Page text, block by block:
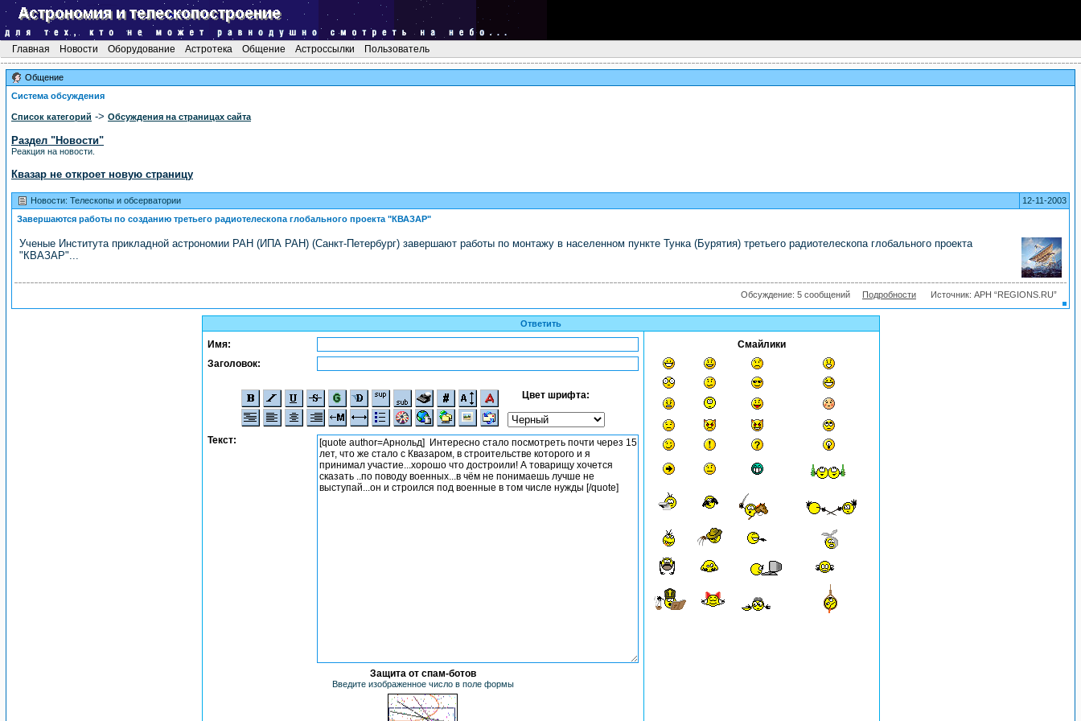
Главная Новости Оборудование Астротека Общение Астроссылки Пользователь
Общение
Система обсуждения
Список категорий -> Обсуждения на страницах сайта
Раздел "Новости"
Реакция на новости.
Квазар не откроет новую страницу
Новости: Телескопы и обсерватории
12-11-2003
Завершаются работы по созданию третьего радиотелескопа глобального проекта "КВАЗАР"
Ученые Института прикладной астрономии РАН (ИПА РАН) (Санкт-Петербург) завершают работы по монтажу в населенном пункте Тунка (Бурятия) третьего радиотелескопа глобального проекта
"КВАЗАР"...
Обсуждение: 5 сообщений Подробности Источник: АРН “REGIONS.RU”
Ответить
Имя:
Заголовок:
Цвет шрифта:
Текст:
Защита от спам-ботов
Введите изображенное число в поле формы
Смайлики